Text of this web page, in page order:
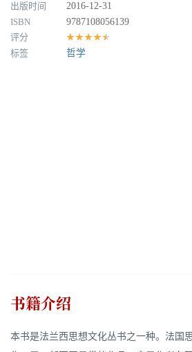
出版时间
2016-12-31
ISBN
9787108056139
评分
★★★★★
标签 哲学
书籍介绍
本书是法兰西思想文化丛书之一种。法国